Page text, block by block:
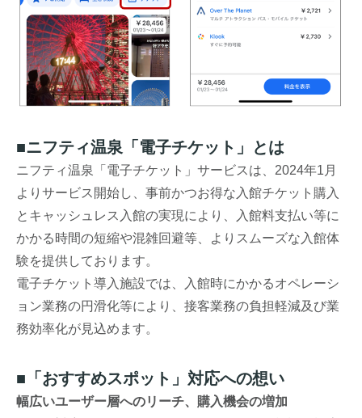
■ニフティ温泉「電子チケット」とは
ニフティ温泉「電子チケット」サービスは、2024年1月
よりサービス開始し、事前かつお得な入館チケット購入
とキャッシュレス入館の実現により、入館料支払い等に
かかる時間の短縮や混雑回避等、よりスムーズな入館体
験を提供しております。
電子チケット導入施設では、入館時にかかるオペレーシ
ョン業務の円滑化等により、接客業務の負担軽減及び業
務効率化が見込めます。
■「おすすめスポット」対応への想い
幅広いユーザー層へのリーチ、購入機会の増加